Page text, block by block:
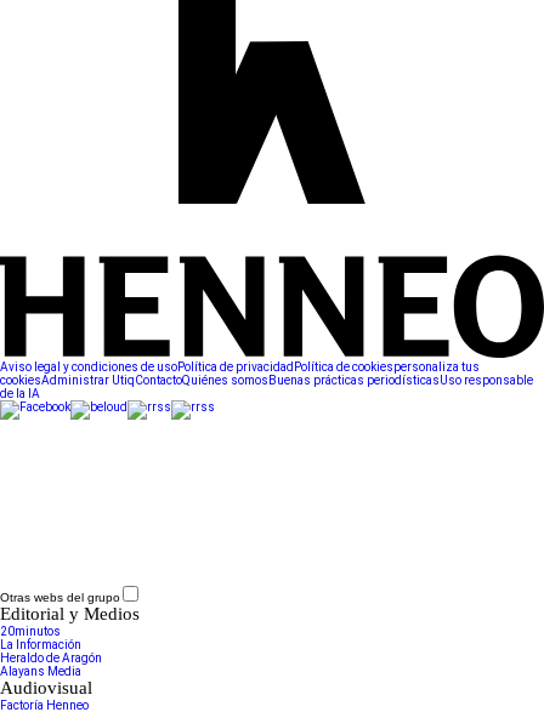
Aviso legal y condiciones de usoPolítica de privacidad Política de cookiespersonaliza tus
cookiesAdministrar UtiqContactoQuiénes somos Buenas prácticas periodísticasUso responsable
de la IA
Otras webs del grupo
Editorial y Medios
20minutos
La Información
Heraldo de Aragón
Alayans Media
Audiovisual
Factoría Henneo